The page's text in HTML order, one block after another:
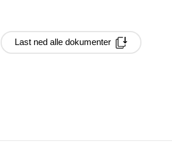
Last ned alle dokumenter